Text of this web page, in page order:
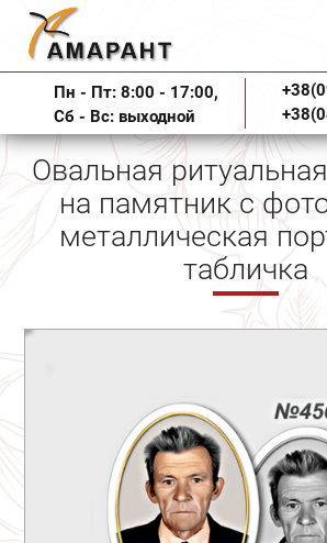
Пн - Пт: 8:00 - 17:00,
Сб - Вс: выходной
Овальная
на памятник с
металлическая
табличка